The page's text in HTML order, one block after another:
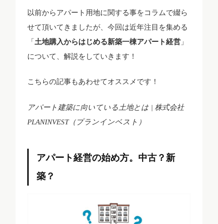
以前からアパート用地に関する事をコラムで綴ら
せて頂いてきましたが、今回は近年注目を集める
「土地購入からはじめる新築一棟アパート経営 」
について、解説をしていきます！
こちらの記事もあわせてオススメです！
アパート建築に向いている土地とは | 株式会社
PLANINVEST（プランインベスト）
アパート経営の始め方。中古？新
築？